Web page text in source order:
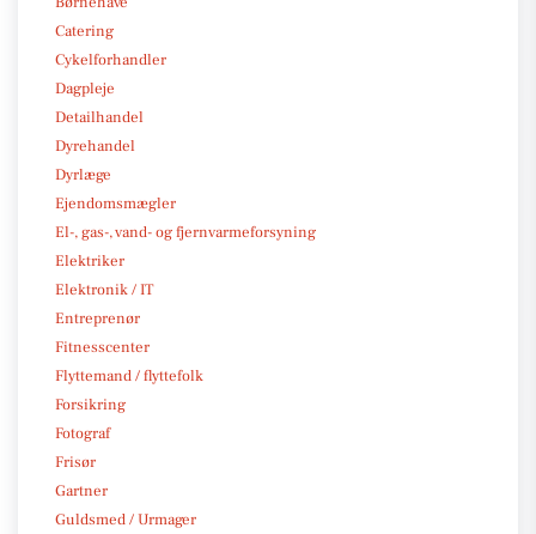
Catering
Cykelforhandler
Dagpleje
Detailhandel
Dyrehandel
Dyrlæge
Ejendomsmægler
El-, gas-, vand- og fjernvarmeforsyning
Elektriker
Elektronik / IT
Entreprenør
Fitnesscenter
Flyttemand / flyttefolk
Forsikring
Fotograf
Frisør
Gartner
Guldsmed / Urmager